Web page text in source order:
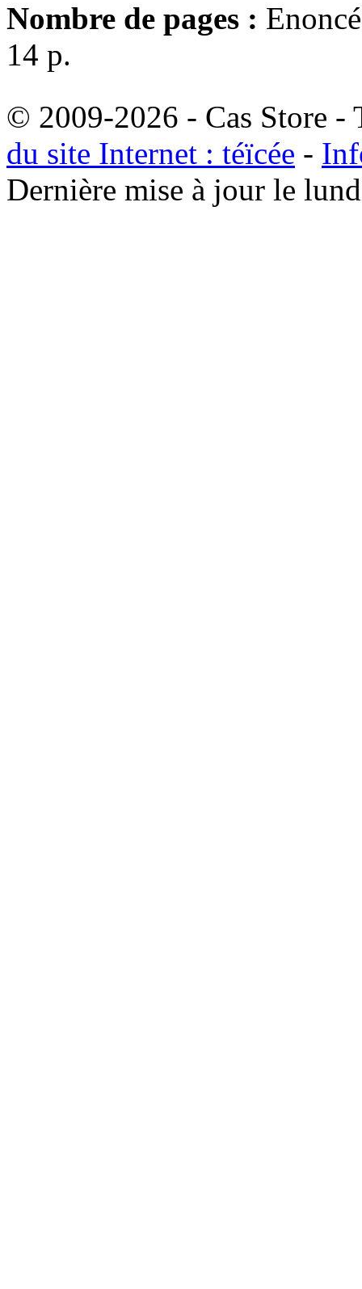
Nombre de pages :
14 p.
© 2009-2026 - Cas Store -
du site Internet : téïcée -
Dernière mise à jour le